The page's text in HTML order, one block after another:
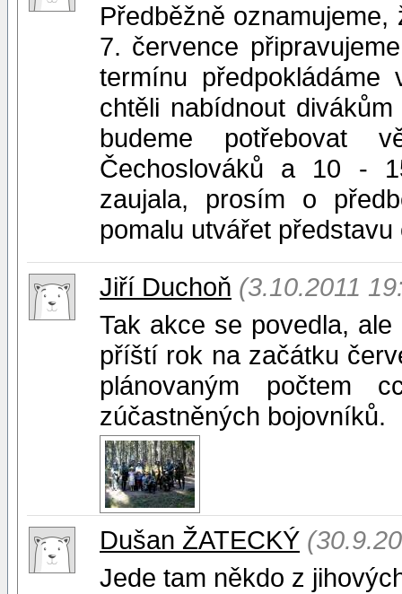
Předběžně
7. července
termínu
chtěli nabídnout
budeme potřebovat
Čechoslováků a 10 -
zaujala, prosím o
pomalu utvářet
Jiří Duchoň (3.10.2011
Tak akce se povedla,
příští rok na začátku
plánovaným počtem
zúčastněných bojovníků.
Dušan ŽATECKÝ
Jede tam někdo z